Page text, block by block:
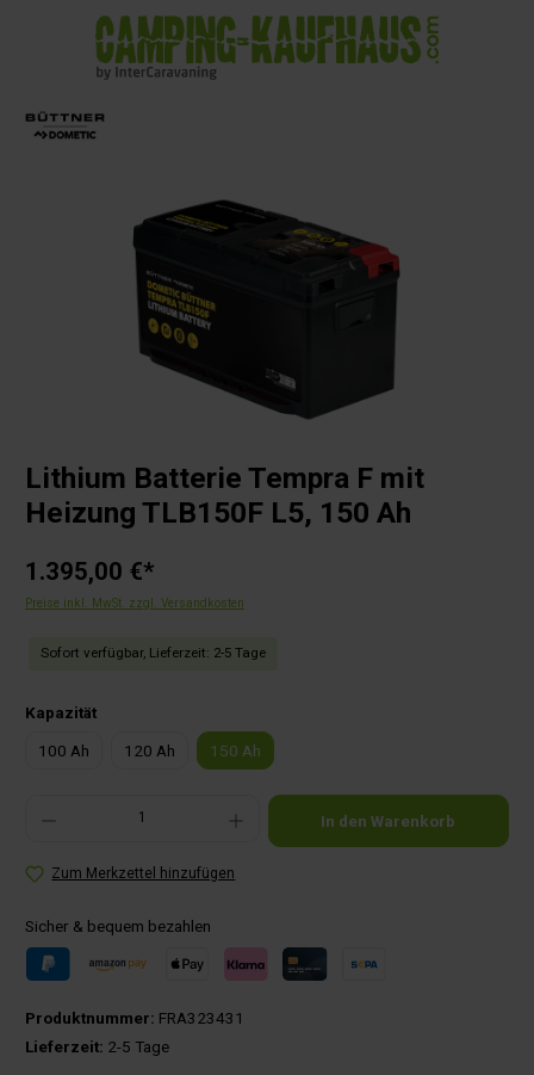
springen
Lithium Batterie Tempra F mit
Heizung TLB150F L5, 150 Ah
1.395,00 €*
Preise inkl. MwSt. zzgl. Versandkosten
Sofort verfügbar, Lieferzeit: 2-5 Tage
Kapazitätauswählen
100 Ah 120 Ah 150 Ah
Produkt Anzahl: Gib den gewünschten Wert ein oder benutze die Schaltflächen um die
In den Warenkorb
Zum Merkzettel hinzufügen
Sicher & bequem bezahlen
Produktnummer: FRA323431
Lieferzeit: 2-5 Tage